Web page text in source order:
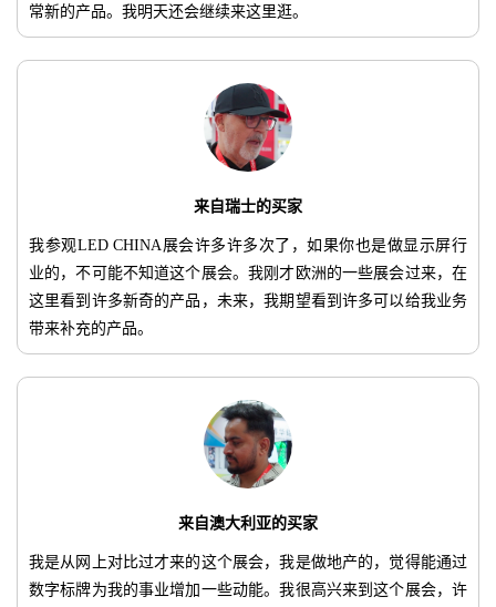
常新的产品。我明天还会继续来这里逛。
来自瑞士的买家
我参观LED CHINA展会许多许多次了，如果你也是做显示屏行
业的，不可能不知道这个展会。我刚才欧洲的一些展会过来，在
这里看到许多新奇的产品，未来，我期望看到许多可以给我业务
带来补充的产品。
来自澳大利亚的买家
我是从网上对比过才来的这个展会，我是做地产的，觉得能通过
数字标牌为我的事业增加一些动能。我很高兴来到这个展会，许